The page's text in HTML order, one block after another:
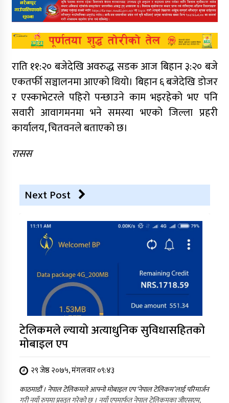
राति ११:२० बजेदेखि अवरुद्ध सडक आज बिहान ३:२० बजे
एकतर्फी सञ्चालनमा आएको थियो। बिहान ६ बजेदेखि डोजर
र एस्काभेटरले पहिरो पन्छाउने काम भइरहेको भए पनि
सवारी आवागमनमा भने समस्या भएको जिल्ला प्रहरी
कार्यालय, चितवनले बताएको छ।
रासस
Next Post
टेलिकमले ल्यायो अत्याधुनिक सुविधासहितको
मोबाइल एप
२९ जेष्ठ २०७५, मंगलवार ०९:४३
काठमाडौं । नेपाल टेलिकमले आफ्नो मोबाइल एप ‘नेपाल टेलिकम’लाई परिमार्जन
गरी नयाँ रुपमा प्रस्तुत गरेको छ । नयाँ एपमार्फत नेपाल टेलिकमका जीएसएम,